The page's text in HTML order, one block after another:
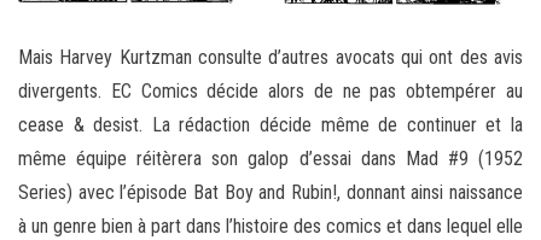
Mais Harvey Kurtzman consulte d’autres avocats qui ont des avis
divergents. EC Comics décide alors de ne pas obtempérer au
cease & desist. La rédaction décide même de continuer et la
même équipe réitèrera son galop d’essai dans Mad #9 (1952
Series) avec l’épisode Bat Boy and Rubin!, donnant ainsi naissance
à un genre bien à part dans l’histoire des comics et dans lequel elle